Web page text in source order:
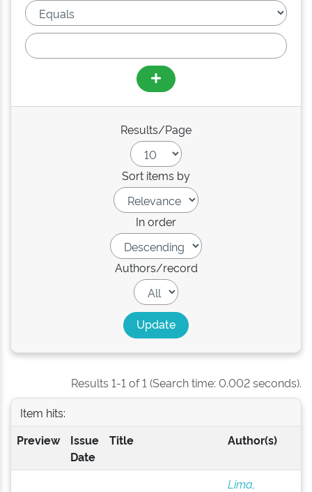
Results/Page
Sort items by
In order
Authors/record
Results 1-1 of 1 (Search time: 0.002 seconds).
Item hits:
Preview
Issue
Date
Title Author(s)
Lima,